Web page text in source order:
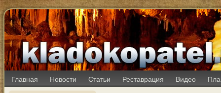
Главная Новости Статьи Реставрация Видео